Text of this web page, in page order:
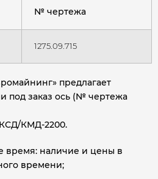
№ чертежа
1275.09.715
предлагает
под заказ ось (№ чертежа
КМД-2200.
наличие и цены в
времени;